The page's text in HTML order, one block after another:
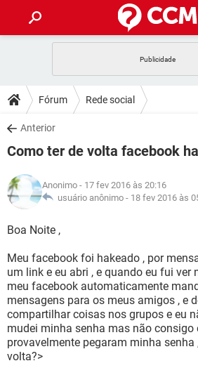
CELULAR
OUTLOOK
INSTAGRAM GMAIL
GUIA DE COMPRAS
DICAS
JOGOS
INSTAGRAM
GUIA DE COMPRAS
DOWNLOADS
JOGOS
CELULAR
OUTLOOK EXCEL
INSTAGRAM
JOGOS
CELULAR
OUTLOOK
INSTAGRAM GMAIL
GUIA DE COMPRAS
GLOSSÁRIO
JOGOS
OUTLOOK EXCEL
GUIA DE COMPRAS
Fórum Rede social
Anterior
Como ter de volta facebook
Anonimo - 17 fev 2016 às 20:16
usuário anônimo - 18 fev 2016 às
Boa Noite ,
Meu facebook foi hakeado , por
um link e eu abri , e quando eu fui ver
meu facebook automaticamente
mensagens para os meus amigos , e
compartilhar coisas nos grupos e eu
mudei minha senha mas não consigo
provavelmente pegaram minha
volta?>